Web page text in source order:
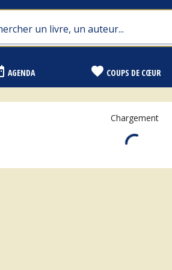
AGENDA favorite COUPS DE CŒUR
Chargement